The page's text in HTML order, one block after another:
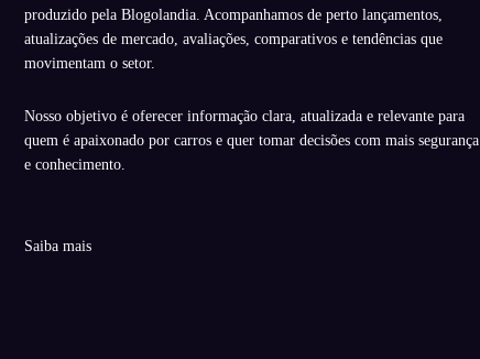
produzido pela Blogolandia. Acompanhamos de perto lançamentos,
atualizações de mercado, avaliações, comparativos e tendências que
movimentam o setor.
Nosso objetivo é oferecer informação clara, atualizada e relevante para
quem é apaixonado por carros e quer tomar decisões com mais segurança
e conhecimento.
Saiba mais